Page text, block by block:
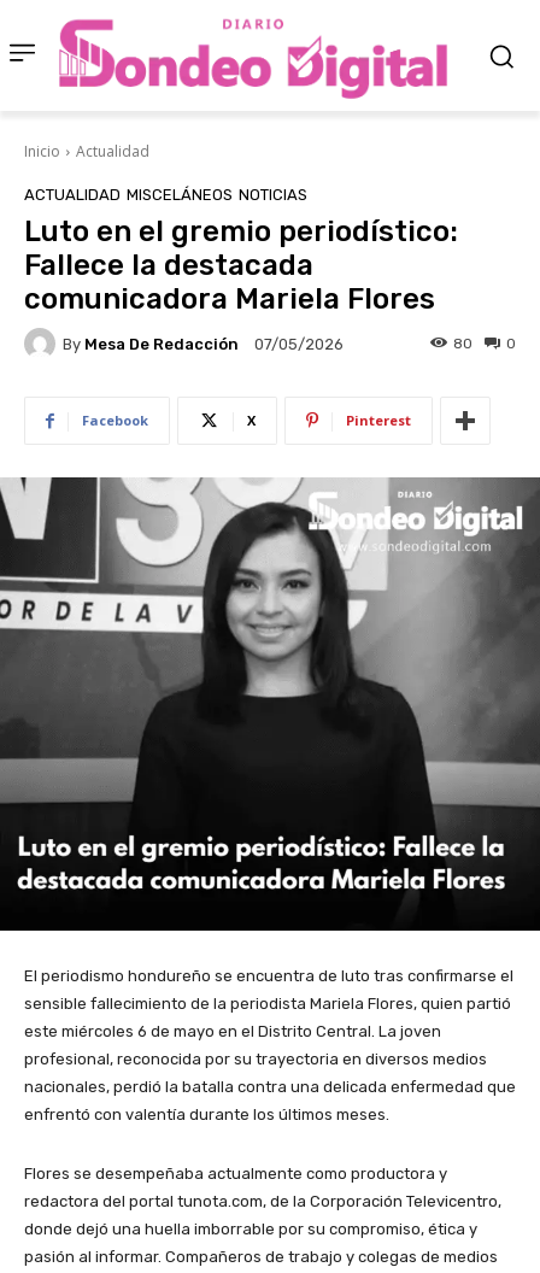
Inicio Actualidad
ACTUALIDAD MISCELÁNEOS NOTICIAS
Luto en el gremio periodístico:
Fallece la destacada
comunicadora Mariela Flores
By Mesa De Redacción 07/05/2026 0
80
Facebook X Pinterest
El periodismo hondureño se encuentra de luto tras confirmarse el
sensible fallecimiento de la periodista Mariela Flores, quien partió
este miércoles 6 de mayo en el Distrito Central. La joven
profesional, reconocida por su trayectoria en diversos medios
nacionales, perdió la batalla contra una delicada enfermedad que
enfrentó con valentía durante los últimos meses.
Flores se desempeñaba actualmente como productora y
redactora del portal tunota.com, de la Corporación Televicentro,
donde dejó una huella imborrable por su compromiso, ética y
pasión al informar. Compañeros de trabajo y colegas de medios